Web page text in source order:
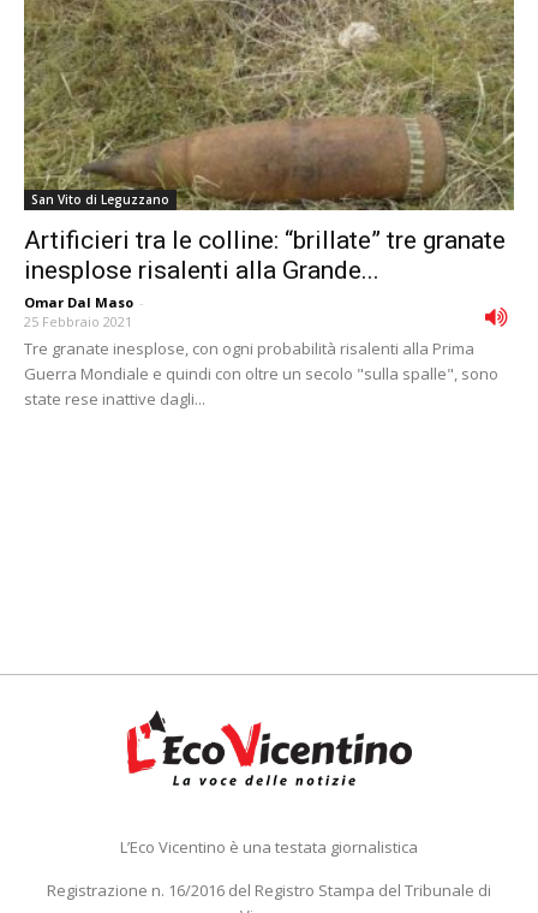
San Vito di Leguzzano
Artificieri tra le colline: “brillate” tre granate
inesplose risalenti alla Grande...
Omar Dal Maso -
25 Febbraio 2021
Tre granate inesplose, con ogni probabilità risalenti alla Prima
Guerra Mondiale e quindi con oltre un secolo "sulla spalle", sono
state rese inattive dagli...
L’Eco Vicentino è una testata giornalistica
Registrazione n. 16/2016 del Registro Stampa del Tribunale di